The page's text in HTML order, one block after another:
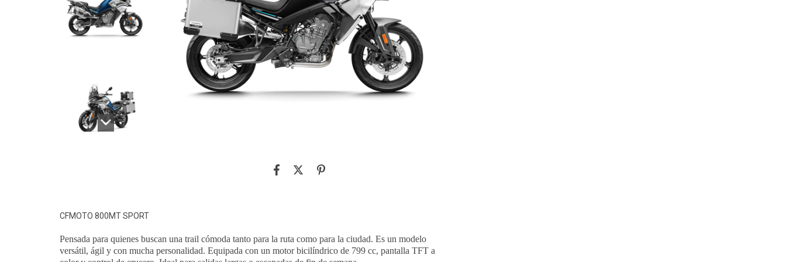
CFMOTO 800MT SPORT
Pensada para quienes buscan una trail cómoda tanto para la ruta como para la ciudad. Es un modelo
versátil, ágil y con mucha personalidad. Equipada con un motor bicilíndrico de 799 cc, pantalla TFT a